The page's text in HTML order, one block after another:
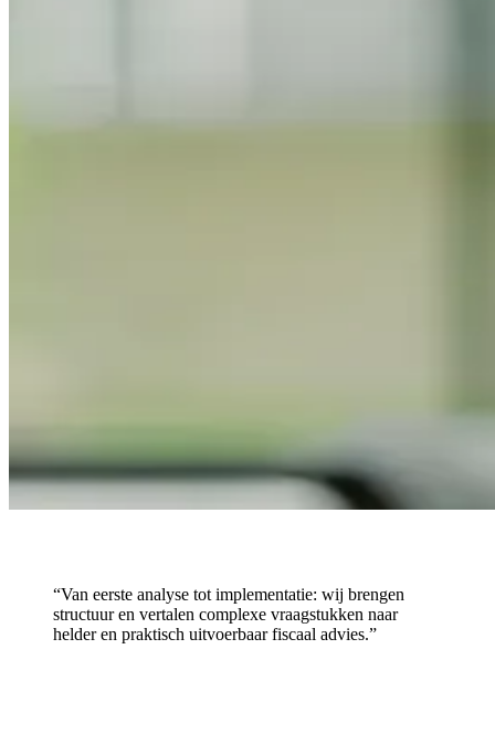
“Van eerste analyse tot implementatie: wij brengen
structuur en vertalen complexe vraagstukken naar
helder en praktisch uitvoerbaar fiscaal advies.”